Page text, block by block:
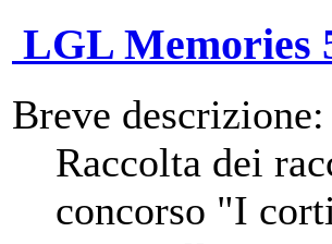
LGL Memories
Breve descrizione:
Raccolta dei
concorso "I